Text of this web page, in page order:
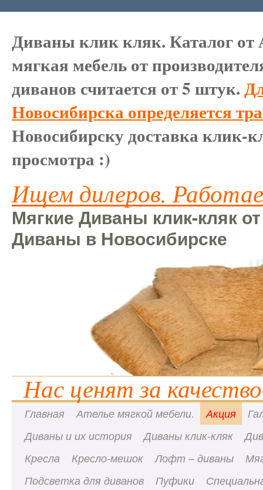
Диваны клик кляк. Каталог
мягкая мебель от
диванов считается от 5 штук.
Новосибирска определяется
Новосибирску доставка клик-
просмотра :)
Ищем дилеров.
Мягкие Диваны клик-кляк
Диваны в Новосибирске
Нас ценят за
Главная Ателье мягкой мебели. Акция
Диваны и их история
Диваны клик-кляк
Кресла
Кресло-мешок Лофт – диваны
Подсветка для диванов
Пуфики